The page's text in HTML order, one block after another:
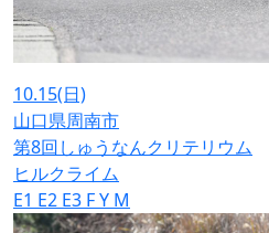
10.15(日)
山口県周南市
第8回しゅうなんクリテリウム
ヒルクライム
E1 E2 E3 FY M